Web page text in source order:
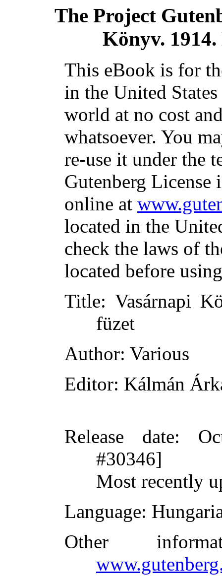
The Project
Könyv. 1914.
This eBook is for
in the United
world at no cost
whatsoever. You
re-use it under the
Gutenberg
online at
located in the
check the laws of
located before
Title: Vasárnapi
füzet
Author: Various
Editor: Kálmán
Release date:
#30346]
Most recently
Language:
Other